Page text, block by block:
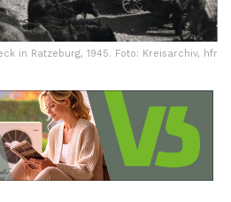
in Ratzeburg, 1945. Foto: Kreisarchiv, hfr